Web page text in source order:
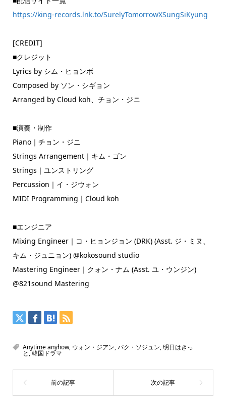
https://king-records.lnk.to/SurelyTomorrowXSungSiKyung
[CREDIT]
■クレジット
Lyrics by シム・ヒョンボ
Composed by ソン・シギョン
Arranged by Cloud koh、チョン・ジニ
■演奏・制作
Piano｜チョン・ジニ
Strings Arrangement｜キム・ゴン
Strings｜ユンストリング
Percussion｜イ・ジウォン
MIDI Programming｜Cloud koh
■エンジニア
Mixing Engineer｜コ・ヒョンジョン (DRK) (Asst. ジ・ミヌ、
キム・ジュニョン) @kokosound studio
Mastering Engineer｜クォン・ナム (Asst. ユ・ウンジン)
@821sound Mastering
Anytime anyhow, ウォン・ジアン,パク・ソジュン,明日はきっ
と,韓国ドラマ